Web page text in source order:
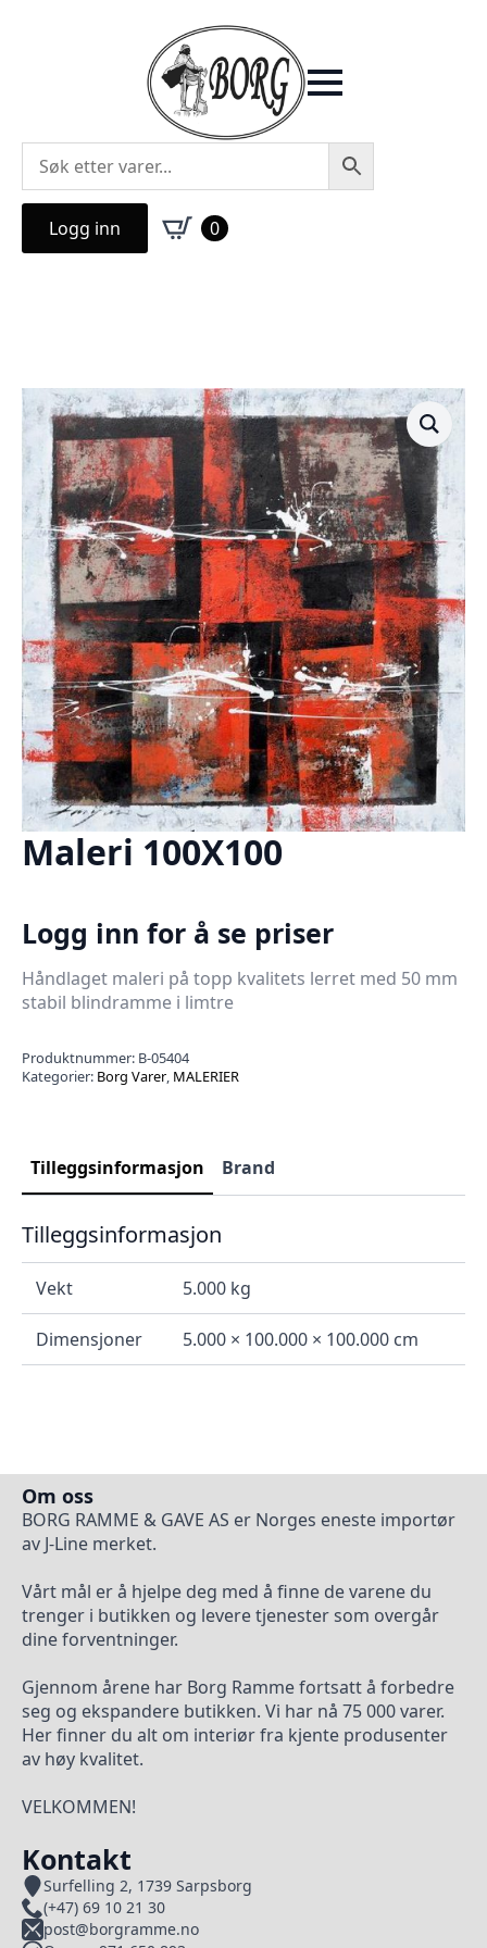
Logg inn 0
Maleri 100X100
Logg inn for å se priser
Håndlaget maleri på topp kvalitets lerret med 50 mm
stabil blindramme i limtre
Produktnummer: B-05404
Kategorier: Borg Varer, MALERIER
Tilleggsinformasjon Brand
Tilleggsinformasjon
Vekt 5.000 kg
Dimensjoner 5.000 × 100.000 × 100.000 cm
Om oss
BORG RAMME & GAVE AS er Norges eneste importør
av J-Line merket.
Vårt mål er å hjelpe deg med å finne de varene du
trenger i butikken og levere tjenester som overgår
dine forventninger.
Gjennom årene har Borg Ramme fortsatt å forbedre
seg og ekspandere butikken. Vi har nå 75 000 varer.
Her finner du alt om interiør fra kjente produsenter
av høy kvalitet.
VELKOMMEN!
Kontakt
Surfelling 2, 1739 Sarpsborg
(+47) 69 10 21 30
post@borgramme.no